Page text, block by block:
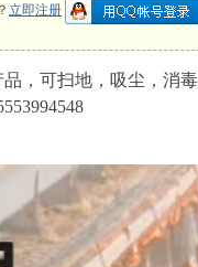
立即注册
，可扫地，吸尘，消